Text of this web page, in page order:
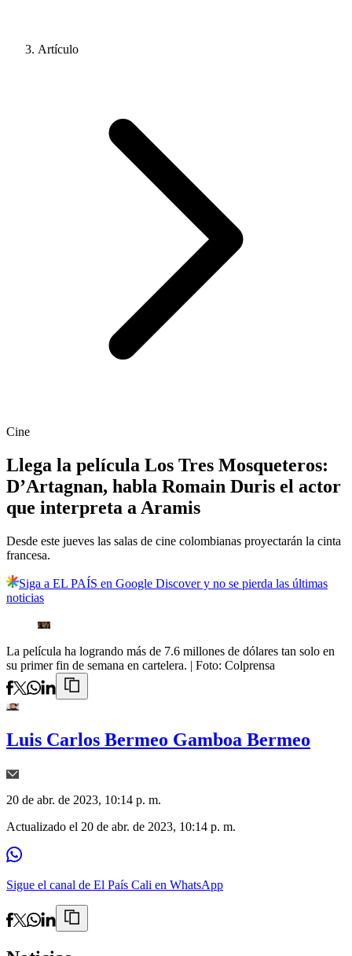
Artículo
Cine
Llega la película Los Tres Mosqueteros:
D’Artagnan, habla Romain Duris el actor
que interpreta a Aramis
Desde este jueves las salas de cine colombianas proyectarán la cinta
francesa.
Siga a EL PAÍS en Google Discover y no se pierda las últimas
noticias
La película ha logrando más de 7.6 millones de dólares tan solo en
su primer fin de semana en cartelera. | Foto: Colprensa
Luis Carlos Bermeo Gamboa Bermeo
20 de abr. de 2023, 10:14 p. m.
Actualizado el 20 de abr. de 2023, 10:14 p. m.
Sigue el canal de El País Cali en WhatsApp